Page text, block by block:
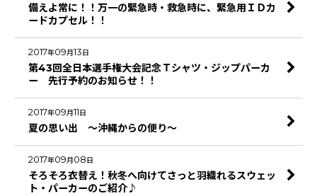
備えよ常に！！万一の緊急時・救急時に、緊急用ＩＤカ
ードカプセル！！
2017年09月13 日
第43回全日本選手権大会記念Ｔシャツ・ジップパーカ
ー 先行予約のお知らせ！！
2017年09月11 日
夏の思い出 ～沖縄からの便り～
2017年09月 08 日
そろそろ衣替え！秋冬へ向けてさっと羽織れるスウェッ
ト・パーカーのご紹介♪